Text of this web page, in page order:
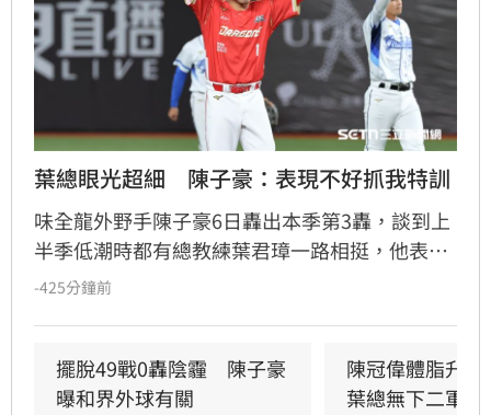
葉總眼光超細　陳子豪：表現不好抓我特訓
味全龍外野手陳子豪6日轟出本季第3轟，談到上
半季低潮時都有總教練葉君璋一路相挺，他表示
很感謝葉總都是用很正面的方式幫助他，狀況不
-425分鐘前
擺脫49戰0轟陰霾　陳子豪
曝和界外球有關
陳冠偉體脂升
葉總無下二軍打